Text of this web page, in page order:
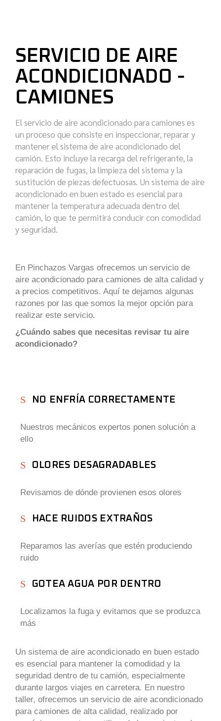
SERVICIO DE AIRE
ACONDICIONADO -
CAMIONES
El servicio de aire acondicionado para camiones es
un proceso que consiste en inspeccionar, reparar y
mantener el sistema de aire acondicionado del
camión. Esto incluye la recarga del refrigerante, la
reparación de fugas, la limpieza del sistema y la
sustitución de piezas defectuosas. Un sistema de aire
acondicionado en buen estado es esencial para
mantener la temperatura adecuada dentro del
camión, lo que te permitirá conducir con comodidad
y seguridad.
En Pinchazos Vargas ofrecemos un servicio de
aire acondicionado para camiones de alta calidad y
a precios competitivos. Aquí te dejamos algunas
razones por las que somos la mejor opción para
realizar este servicio.
¿Cuándo sabes que necesitas revisar tu aire
acondicionado?
NO ENFRÍA CORRECTAMENTE
Nuestros mecánicos expertos ponen solución a
ello
OLORES DESAGRADABLES
Revisamos de dónde provienen esos olores
HACE RUIDOS EXTRAÑOS
Reparamos las averías que estén produciendo
ruido
GOTEA AGUA POR DENTRO
Localizamos la fuga y evitamos que se produzca
más
Un sistema de aire acondicionado en buen estado
es esencial para mantener la comodidad y la
seguridad dentro de tu camión, especialmente
durante largos viajes en carretera. En nuestro
taller, ofrecemos un servicio de aire acondicionado
para camiones de alta calidad, realizado por